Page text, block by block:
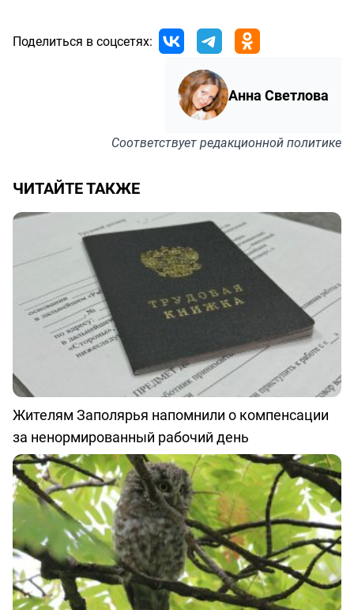
Поделиться в соцсетях:
Анна Светлова
Соответствуетредакционной политике
ЧИТАЙТЕ ТАКЖЕ
Жителям Заполярья напомнили о компенсации
за ненормированный рабочий день